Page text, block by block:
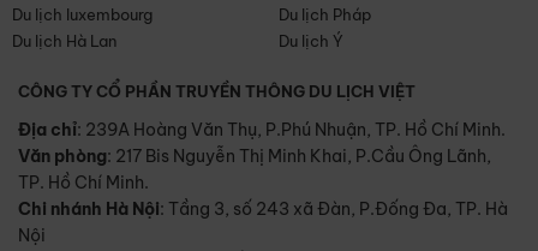
Du lịch luxembourg
Du lịch Pháp
Du lịch Hà Lan
Du lịch Ý
CÔNG TY CỔ PHẦN TRUYỀN THÔNG DU LỊCH VIỆT
Địa chỉ: 239A Hoàng Văn Thụ, P.Phú Nhuận, TP. Hồ Chí Minh.
Văn phòng: 217 Bis Nguyễn Thị Minh Khai, P.Cầu Ông Lãnh,
TP. Hồ Chí Minh.
Chi nhánh Hà Nội: Tầng 3, số 243 xã Đàn, P.Đống Đa, TP. Hà
Nội